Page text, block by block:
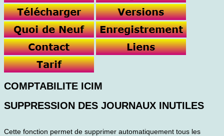
COMPTABILITE ICIM
SUPPRESSION DES JOURNAUX INUTILES
Cette fonction permet de supprimer automatiquement tous les